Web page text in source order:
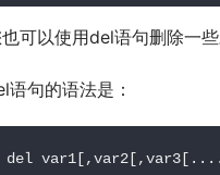
可以使用del语句删除一些
语句的语法是：
del var1 [,var2 [,var3